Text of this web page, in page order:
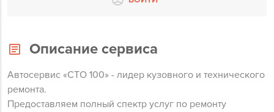
Описание сервиса
Автосервис «СТО 100» - лидер кузовного и технического
ремонта.
Предоставляем полный спектр услуг по ремонту